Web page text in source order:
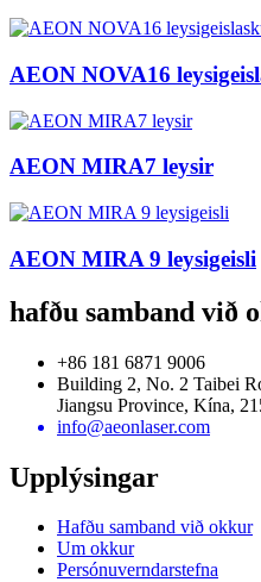
AEON NOVA16
AEON MIRA7 leysir
AEON MIRA 9 leysigeisli
hafðu samband við
+86 181 6871 9006
Building 2, No. 2 Taibei
Jiangsu Province, Kína,
info@aeonlaser.com
Upplýsingar
Hafðu samband við okkur
Um okkur
Persónuverndarstefna